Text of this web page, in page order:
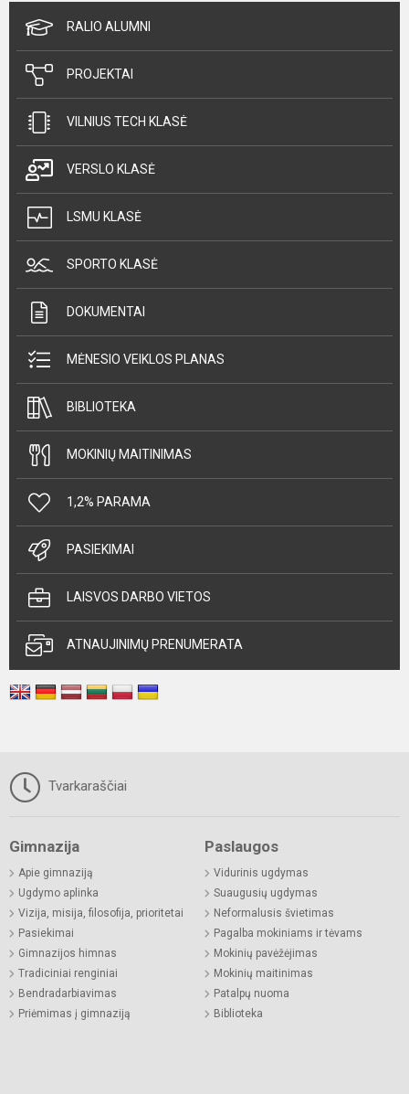
RALIO ALUMNI
PROJEKTAI
VILNIUS TECH KLASĖ
VERSLO KLASĖ
LSMU KLASĖ
SPORTO KLASĖ
DOKUMENTAI
MĖNESIO VEIKLOS PLANAS
BIBLIOTEKA
MOKINIŲ MAITINIMAS
1,2% PARAMA
PASIEKIMAI
LAISVOS DARBO VIETOS
ATNAUJINIMŲ PRENUMERATA
Tvarkaraščiai
Gimnazija
Apie gimnaziją
Ugdymo aplinka
Vizija, misija, filosofija, prioritetai
Pasiekimai
Gimnazijos himnas
Tradiciniai renginiai
Bendradarbiavimas
Priėmimas į gimnaziją
Paslaugos
Vidurinis ugdymas
Suaugusių ugdymas
Neformalusis švietimas
Pagalba mokiniams ir tėvams
Mokinių pavėžėjimas
Mokinių maitinimas
Patalpų nuoma
Biblioteka